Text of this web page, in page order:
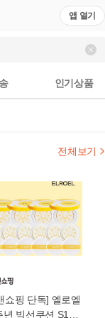
앱 열기
인기상품
전체보기
쇼핑 단독] 엘로엘
년 빅선쿠션 S10